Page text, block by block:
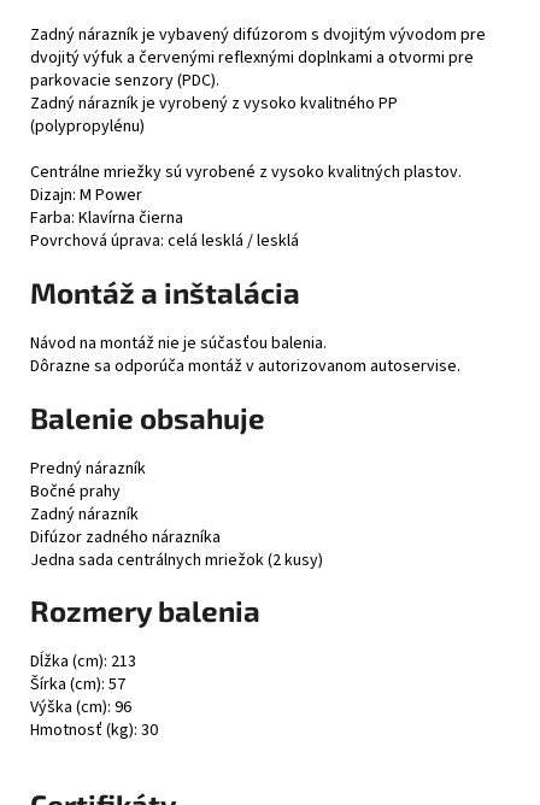
Zadný nárazník je vybavený difúzorom s dvojitým vývodom pre
dvojitý výfuk a červenými reflexnými doplnkami a otvormi pre
parkovacie senzory (PDC).
Zadný nárazník je vyrobený z vysoko kvalitného PP
(polypropylénu)
Centrálne mriežky sú vyrobené z vysoko kvalitných plastov.
Dizajn: M Power
Farba: Klavírna čierna
Povrchová úprava: celá lesklá / lesklá
Montáž a inštalácia
Návod na montáž nie je súčasťou balenia.
Dôrazne sa odporúča montáž v autorizovanom autoservise.
Balenie obsahuje
Predný nárazník
Bočné prahy
Zadný nárazník
Difúzor zadného nárazníka
Jedna sada centrálnych mriežok (2 kusy)
Rozmery balenia
Dĺžka (cm): 213
Šírka (cm): 57
Výška (cm): 96
Hmotnosť (kg): 30